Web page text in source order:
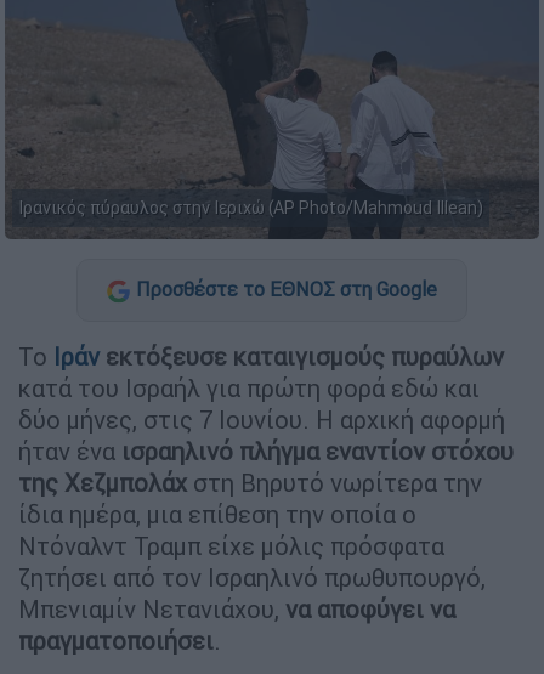
Ιρανικός πύραυλος στην Ιεριχώ (AP Photo/Mahmoud Illean)
Προσθέστε το ΕΘΝΟΣ στη Google
Το Ιράν εκτόξευσε καταιγισμούς πυραύλων
κατά του Ισραήλ για πρώτη φορά εδώ και
δύο μήνες, στις 7 Ιουνίου. Η αρχική αφορμή
ήταν ένα ισραηλινό πλήγμα εναντίον στόχου
της Χεζμπολάχ στη Βηρυτό νωρίτερα την
ίδια ημέρα, μια επίθεση την οποία ο
Ντόναλντ Τραμπ είχε μόλις πρόσφατα
ζητήσει από τον Ισραηλινό πρωθυπουργό,
Μπενιαμίν Νετανιάχου, να αποφύγει να
πραγματοποιήσει.